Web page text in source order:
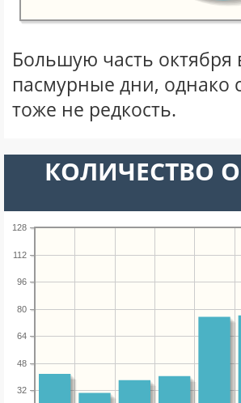
Большую часть
пасмурные дни,
тоже не редкость.
КОЛИЧЕСТВО
32
48
64
80
96
112
128